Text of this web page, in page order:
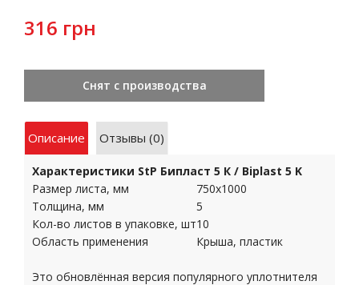
316 грн
Снят с производства
Описание Отзывы (0)
Характеристики StP Бипласт 5 К / Biplast 5 K
Размер листа, мм
750x1000
Толщина, мм
5
Кол-во листов в упаковке, шт10
Область применения
Крыша, пластик
Это обновлённая версия популярного уплотнителя